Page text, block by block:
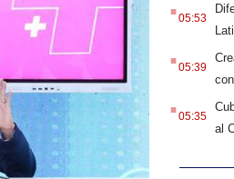
05:53
.05:39
.05:35
al